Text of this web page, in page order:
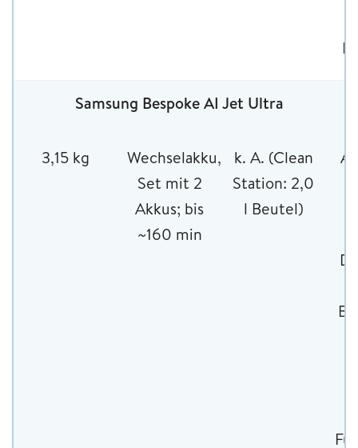
Samsung Bespoke AI Jet Ultra
3,15 kg
Wechselakku,
Set mit 2
Akkus; bis
~160 min
k. A. (Clean
Station: 2,0
l Beutel)